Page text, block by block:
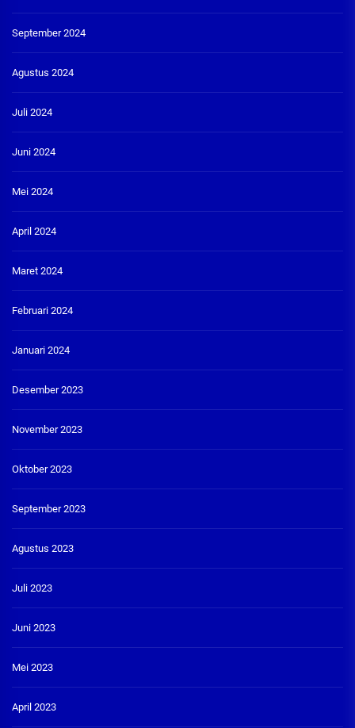
September 2024
Agustus 2024
Juli 2024
Juni 2024
Mei 2024
April 2024
Maret 2024
Februari 2024
Januari 2024
Desember 2023
November 2023
Oktober 2023
September 2023
Agustus 2023
Juli 2023
Juni 2023
Mei 2023
April 2023